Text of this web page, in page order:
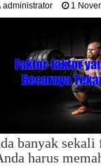
administrator 1
banyak
harus